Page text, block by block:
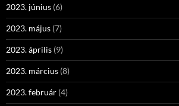
2023. június (6)
2023. május (7)
2023. április (9)
2023. március (8)
2023. február (4)